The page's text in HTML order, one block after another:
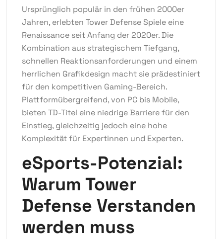
Ursprünglich populär in den frühen 2000er
Jahren, erlebten Tower Defense Spiele eine
Renaissance seit Anfang der 2020er. Die
Kombination aus strategischem Tiefgang,
schnellen Reaktionsanforderungen und einem
herrlichen Grafikdesign macht sie prädestiniert
für den kompetitiven Gaming-Bereich.
Plattformübergreifend, von PC bis Mobile,
bieten TD-Titel eine niedrige Barriere für den
Einstieg, gleichzeitig jedoch eine hohe
Komplexität für Expertinnen und Experten.
eSports-Potenzial:
Warum Tower
Defense Verstanden
werden muss